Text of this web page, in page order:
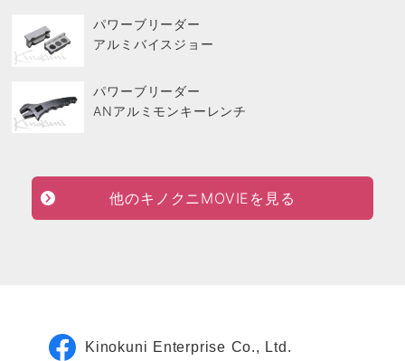
パワーブリーダー
アルミバイスジョー
パワーブリーダー
ANアルミモンキーレンチ
他のキノクニMOVIEを見る
Kinokuni Enterprise Co., Ltd.